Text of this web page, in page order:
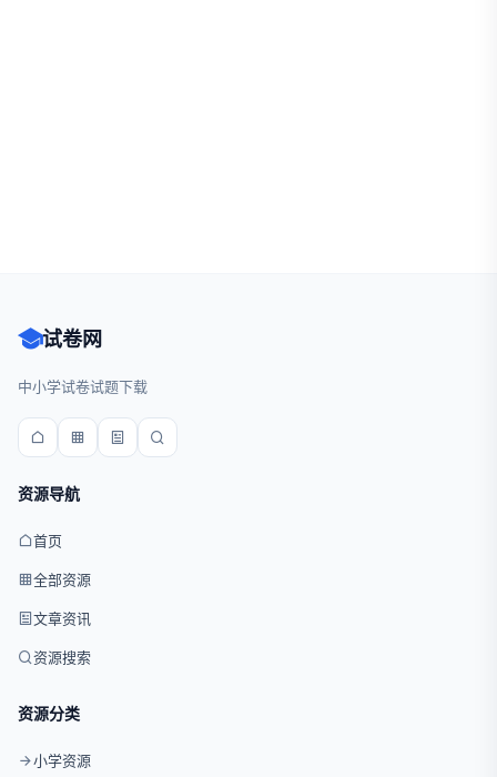
试卷网
中小学试卷试题下载
资源导航
首页
全部资源
文章资讯
资源搜索
资源分类
小学资源